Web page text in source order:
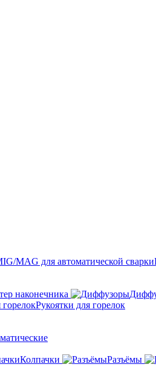
наконечника
Рукоятки для горелок
Колпачки Разъёмы